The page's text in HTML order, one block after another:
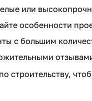
или
особенности
с большим
строительству,